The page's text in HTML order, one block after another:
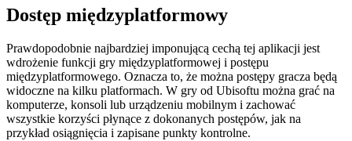
Dostęp międzyplatformowy
Prawdopodobnie najbardziej imponującą cechą tej aplikacji jest
wdrożenie funkcji gry międzyplatformowej i postępu
międzyplatformowego. Oznacza to, że można postępy gracza będą
widoczne na kilku platformach. W gry od Ubisoftu można grać na
komputerze, konsoli lub urządzeniu mobilnym i zachować
wszystkie korzyści płynące z dokonanych postępów, jak na
przykład osiągnięcia i zapisane punkty kontrolne.